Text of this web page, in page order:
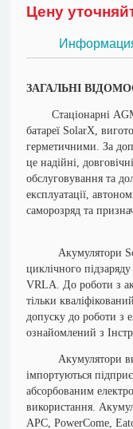
Цену
ЗАГАЛЬНІ
Стаціонарні AGM
батареї SolarX,
герметичними. За
це надійні,
обслуговування та
експлуатації,
саморозряд та
Акумулятори
циклічного
VRLA.До роботи з
тільки
допуску до роботи з
ознайомлений з
Акумулятори
імпортуються
абсорбованим
використання.
АРС, PowerCome,